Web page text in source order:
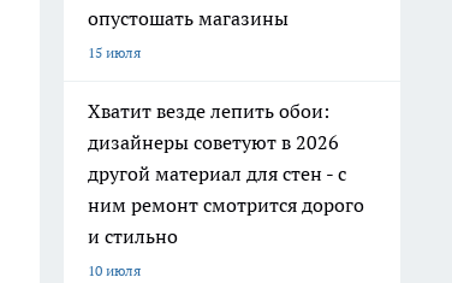
опустошать магазины
15 июля
Хватит везде лепить обои:
дизайнеры советуют в 2026
другой материал для стен - с
ним ремонт смотрится дорого
и стильно
10 июля